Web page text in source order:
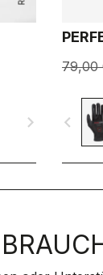
navigate_next
79,00
navigate_before